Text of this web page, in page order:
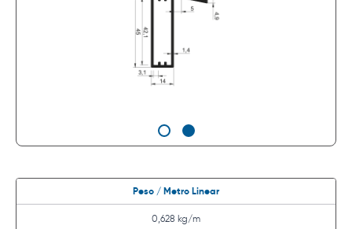
Peso / Metro Linear
0,628 kg/m